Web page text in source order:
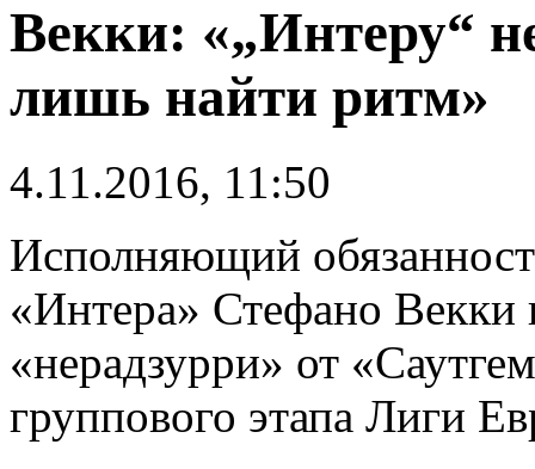
Векки: «„Интеру“
лишь найти ритм»
4.11.2016, 11:50
Исполняющий
«Интера» Стефано Векки
«нерадзурри» от
группового этапа Лиги